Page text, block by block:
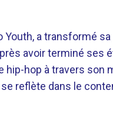
a transformé
avoir terminé ses
hip-hop à travers son
reflète dans le